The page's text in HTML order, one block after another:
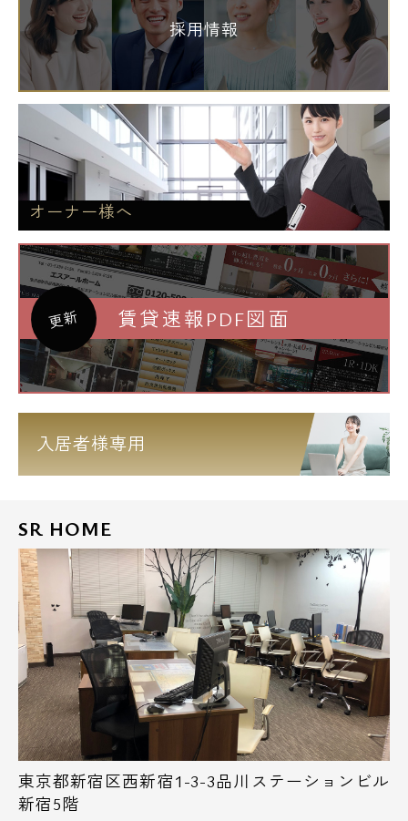
採用情報
オーナー様へ
更新 賃貸速報PDF図面
入居者様専用
SR HOME
東京都新宿区西新宿1-3-3品川ステーションビル
新宿5階